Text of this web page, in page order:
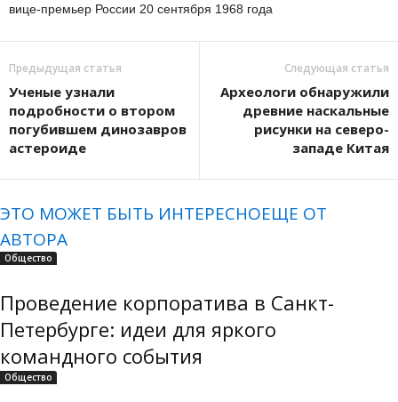
вице-премьер России 20 сентября 1968 года
Предыдущая статья
Ученые узнали
подробности о втором
погубившем динозавров
астероиде
Следующая статья
Археологи обнаружили
древние наскальные
рисунки на северо-
западе Китая
ЭТО МОЖЕТ БЫТЬ ИНТЕРЕСНОЕЩЕ ОТ
АВТОРА
Общество
Проведение корпоратива в Санкт-
Петербурге: идеи для яркого
командного события
Общество